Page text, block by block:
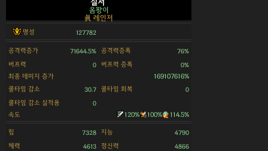
질서
옴팡이
眞 레인저
명성 127782
공격력증가 71644.5% 공격력증폭 76%
버프력 0 버프력 증폭 0%
최종 데미지 증가
169107616%
쿨타임 감소
30.7 쿨타임 회복 0
쿨타임 감소 실적용 0
속도 120% 100% 114.5%
힘 7328 지능 4790
체력 4613 정신력 4866